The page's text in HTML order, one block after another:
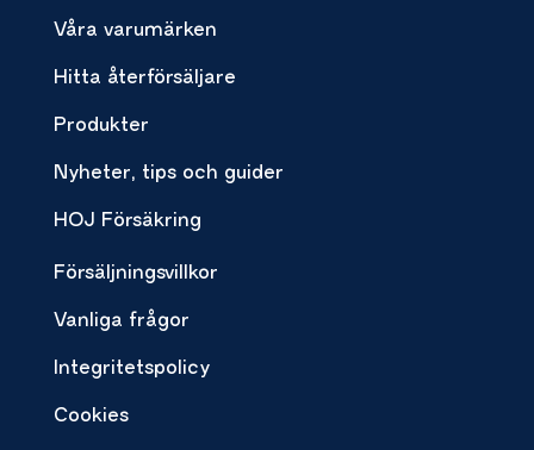
Våra varumärken
Hitta återförsäljare
Produkter
Nyheter, tips och guider
HOJ Försäkring
Försäljningsvillkor
Vanliga frågor
Integritetspolicy
Cookies